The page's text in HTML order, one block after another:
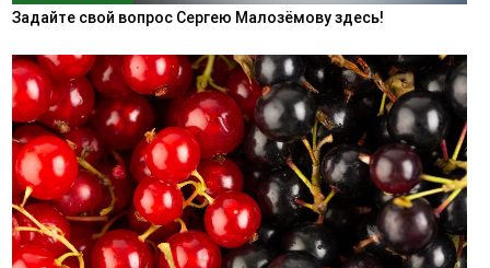
Задайте свой вопрос Сергею Малозёмову здесь!